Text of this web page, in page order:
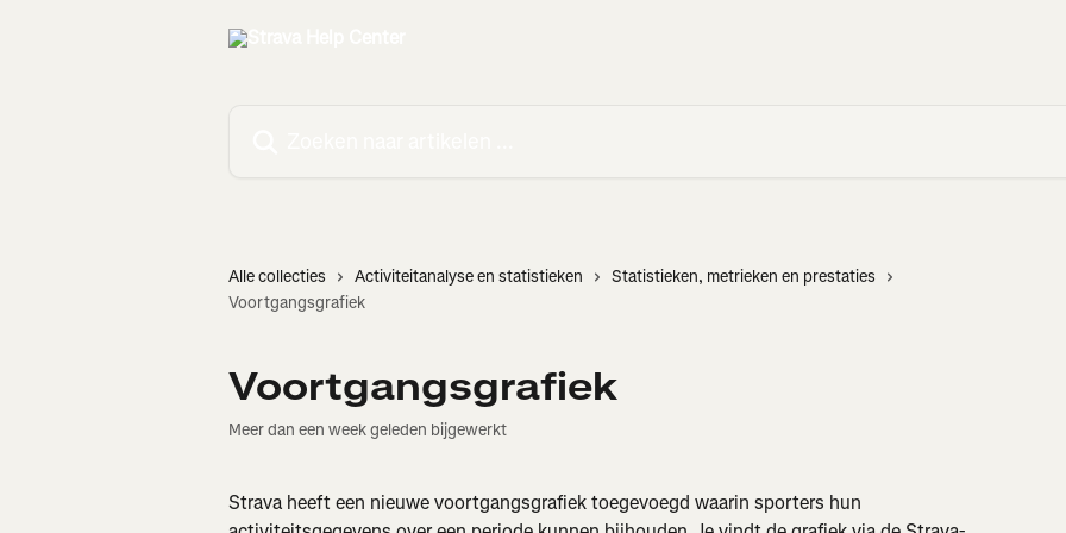
Alle collecties Activiteitanalyse en statistieken
Statistieken, metrieken en prestaties
Voortgangsgrafiek
Voortgangsgrafiek
Meer dan een week geleden bijgewerkt
Strava heeft een nieuwe voortgangsgrafiek toegevoegd waarin sporters hun